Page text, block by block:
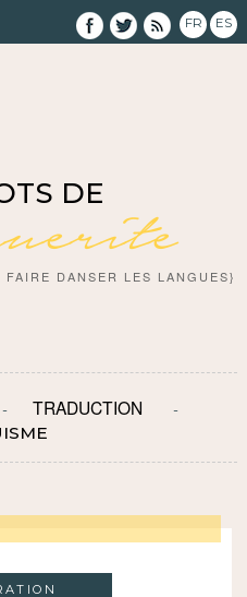
FR ES
DE
DANSER LES LANGUES}
TRADUCTION